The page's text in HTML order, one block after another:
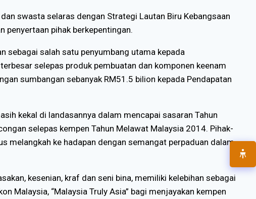
swasta selaras dengan Strategi Lautan Biru Kebangsaan
pihak berkepentingan.
sebagai salah satu penyumbang utama kepada
selepas produk pembuatan dan komponen keenam
sumbangan sebanyak RM51.5 bilion kepada Pendapatan
kekal di landasannya dalam mencapai sasaran Tahun
selepas kempen Tahun Melawat Malaysia 2014. Pihak-
melangkah ke hadapan dengan semangat perpaduan dalam
kesenian, kraf dan seni bina, memiliki kelebihan sebagai
Malaysia, “Malaysia Truly Asia” bagi menjayakan kempen